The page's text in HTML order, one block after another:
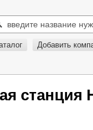
Добавить
станция